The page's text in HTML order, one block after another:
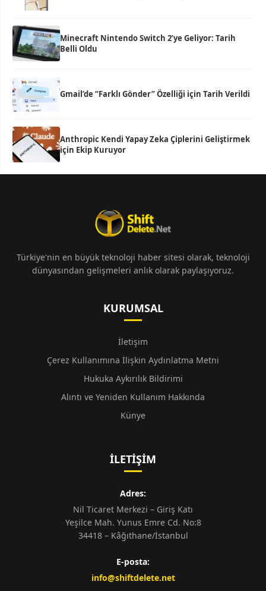
Minecraft Nintendo Switch 2’ye Geliyor: Tarih
Belli Oldu
Gmail’de “Farklı Gönder” Özelliği için Tarih Verildi
Anthropic Kendi Yapay Zeka Çiplerini Geliştirmek
için Ekip Kuruyor
Türkiye'nin en büyük teknoloji haber sitesi olarak, teknoloji
dünyasından gelişmeleri anlık olarak paylaşıyoruz.
KURUMSAL
İletişim
Çerez Kullanımına İlişkin Aydınlatma Metni
Hukuka Aykırılık Bildirimi
Alıntı ve Yeniden Kullanım Hakkında
Künye
İLETIŞIM
Adres:
Nil Ticaret Merkezi – Giriş Katı
Yeşilce Mah. Yunus Emre Cd. No:8
34418 – Kâğıthane/İstanbul
E-posta:
info@shiftdelete.net